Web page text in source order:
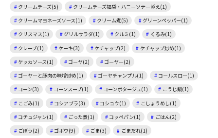
クリームチーズ(5)
クリームチーズ福袋・ハニーソテー添え(1)
クリームマヨネーズソース(1)
クリーム煮(5)
グリーンペッパー(1)
クリスマス(1)
グリルサラダ(1) クルミ(1)
くるみ(1)
クレープ(1)
ケーキ(3) ケチャップ(2)
ケチャップ炒め(1)
ケッカソース(1)
ゴーヤ(2)
ゴーヤー(2)
ゴーヤーと豚肉の味噌炒め(1)
ゴーヤチャンプル(1)
コールスロー(1)
コーン(3)
コーンスープ(1) コーンポタージュ(1)
こうじ鍋(1)
こごみ(1)
コシアブラ(3) コショウ(1)
こしょうめし(1)
コチュジャン(1)
ごった煮(1) コッペパン(1)
ごはん(2)
ごぼう(2)
ゴボウ(9) ごま(3)
ごまだれ(1)